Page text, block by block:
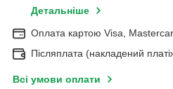
Детальніше
Оплата картою Visa,
Післяплата (накладений
Всі умови оплати